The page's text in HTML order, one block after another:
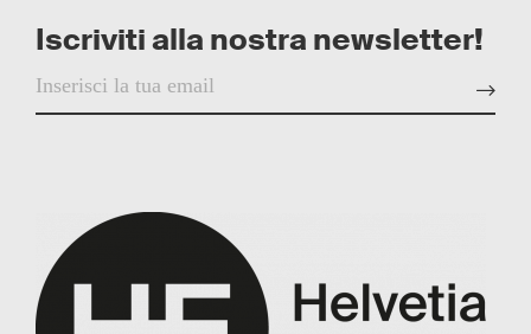
Iscriviti alla nostra newsletter!